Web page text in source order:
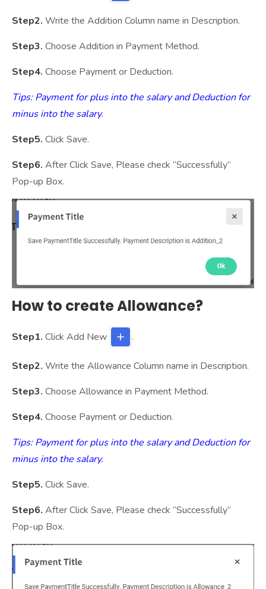
Step2. Write the Addition Column name in Description.
Step3. Choose Addition in Payment Method.
Step4. Choose Payment or Deduction.
Tips: Payment for plus into the salary and Deduction for
minus into the salary.
Step5. Click Save.
Step6. After Click Save, Please check “Successfully”
Pop-up Box.
How to create Allowance?
Step1. Click Add New .
Step2. Write the Allowance Column name in Description.
Step3. Choose Allowance in Payment Method.
Step4. Choose Payment or Deduction.
Tips: Payment for plus into the salary and Deduction for
minus into the salary.
Step5. Click Save.
Step6. After Click Save, Please check “Successfully”
Pop-up Box.